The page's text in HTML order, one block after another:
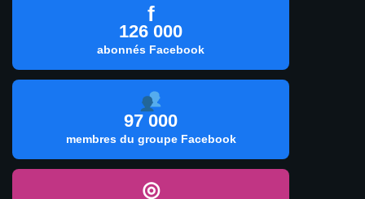
f
126 000
abonnés Facebook
97 000
membres du groupe Facebook
◎